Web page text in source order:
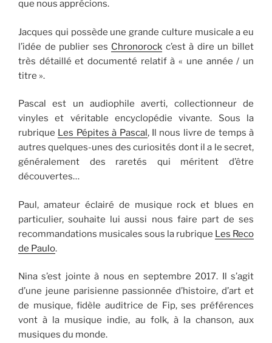
que nous apprécions.
Jacques qui possède une grande culture musicale a eu
l’idée de publier ses Chronorock c’est à dire un billet
très détaillé et documenté relatif à « une année / un
titre ».
Pascal est un audiophile averti, collectionneur de
vinyles et véritable encyclopédie vivante. Sous la
rubrique Les Pépites à Pascal, Il nous livre de temps à
autres quelques-unes des curiosités dont il a le secret,
généralement des raretés qui méritent d’être
découvertes…
Paul, amateur éclairé de musique rock et blues en
particulier, souhaite lui aussi nous faire part de ses
recommandations musicales sous la rubrique Les Reco
de Paulo.
Nina s’est jointe à nous en septembre 2017. Il s’agit
d’une jeune parisienne passionnée d’histoire, d’art et
de musique, fidèle auditrice de Fip, ses préférences
vont à la musique indie, au folk, à la chanson, aux
musiques du monde.